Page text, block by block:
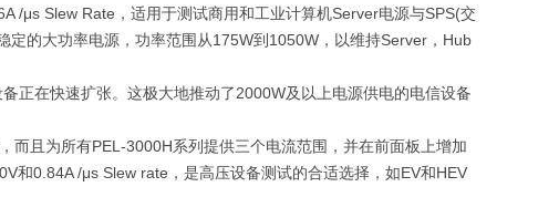
/μs Slew Rate ，适用于测试商用和工业计算机Server电源与SPS(交
定的大功率电源，功率范围从175W到 1050W ，以维持Server ， Hub
正在快速扩张。这极大地推动了2000W及以上电源供电的电信设备
而且为所有PEL-3000H系列提供三个电流范围，并在前面板上增加
和0.84A /μs Slew rate ，是高压设备测试的合适选择，如EV和HEV